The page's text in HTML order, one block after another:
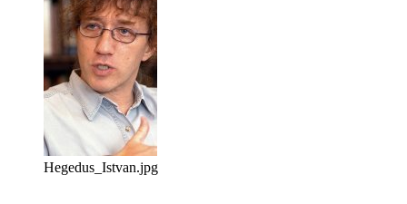
Hegedus_Istvan.jpg